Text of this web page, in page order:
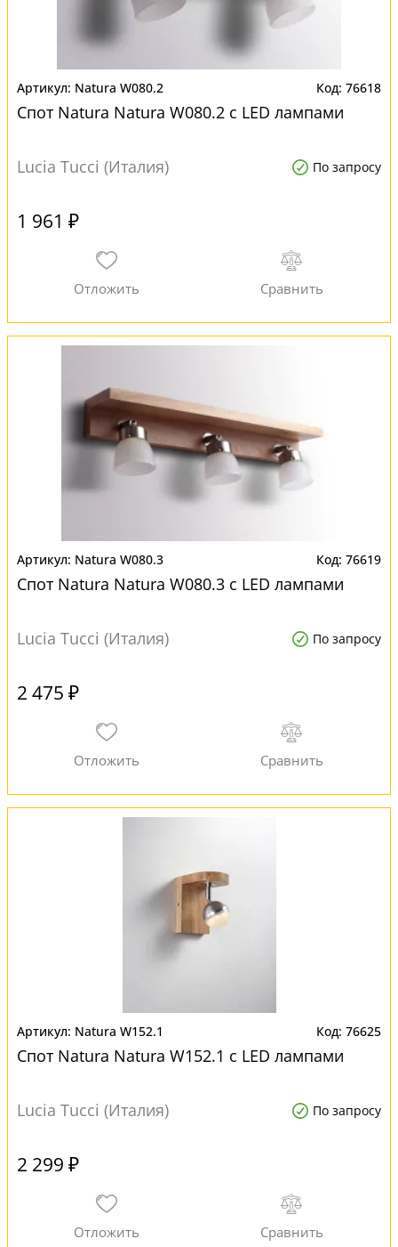
Natura W080.2 76618
Спот Natura Natura W080.2 с LED лампами
Lucia Tucci (Италия) По запросу
1 961 ₽
Natura W080.3 76619
Спот Natura Natura W080.3 с LED лампами
Lucia Tucci (Италия) По запросу
2 475 ₽
Natura W152.1 76625
Спот Natura Natura W152.1 с LED лампами
Lucia Tucci (Италия) По запросу
2 299 ₽